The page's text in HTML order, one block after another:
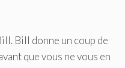
Bill donne un coup de
que vous ne vous en